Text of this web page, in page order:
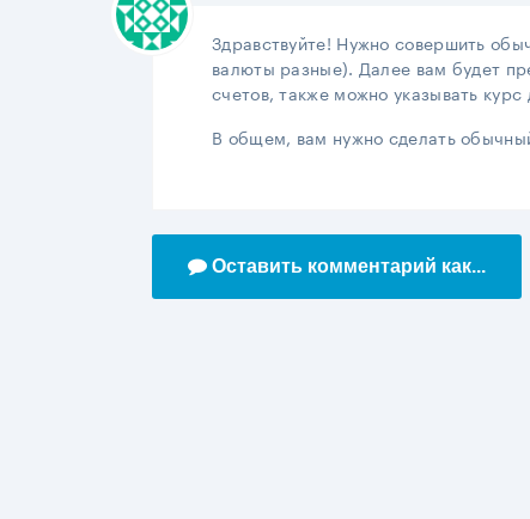
Здравствуйте! Нужно совершить
валюты разные). Далее вам будет
счетов, также можно указывать курс
В общем, вам нужно сделать
Оставить комментарий как...